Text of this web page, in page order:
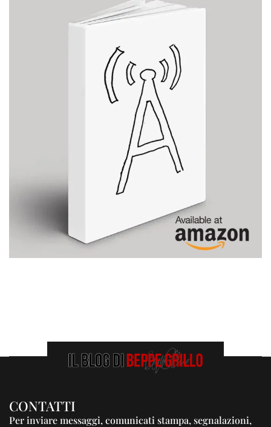
CONTATTI
Per inviare messaggi, comunicati stampa, segnalazioni,